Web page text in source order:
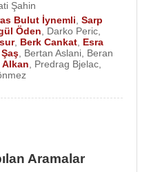
(1. Film)
Dizisi)
Dizisi)
(TV Dizisi)
(TV Dizisi)
Şahin
Bulut İynemli Sarp
Öden Darko Peric
, Berk Cankat Esra
Bertan Aslani Beran
Alkan Predrag Bjelac
Aramalar